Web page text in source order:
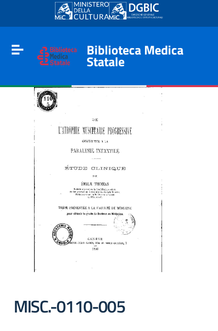
Go to content
Go to the navigation menu
Go to the footer
Toggle navigation
Biblioteca Medica
Statale
MISC.-0110-005